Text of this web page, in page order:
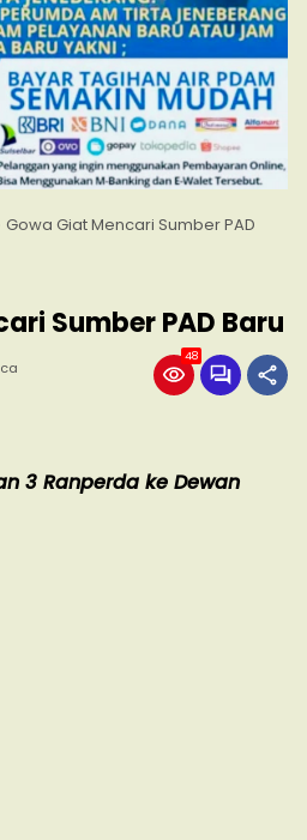
Gowa Giat Mencari Sumber PAD
Sumber PAD Baru
48
3 Ranperda ke Dewan